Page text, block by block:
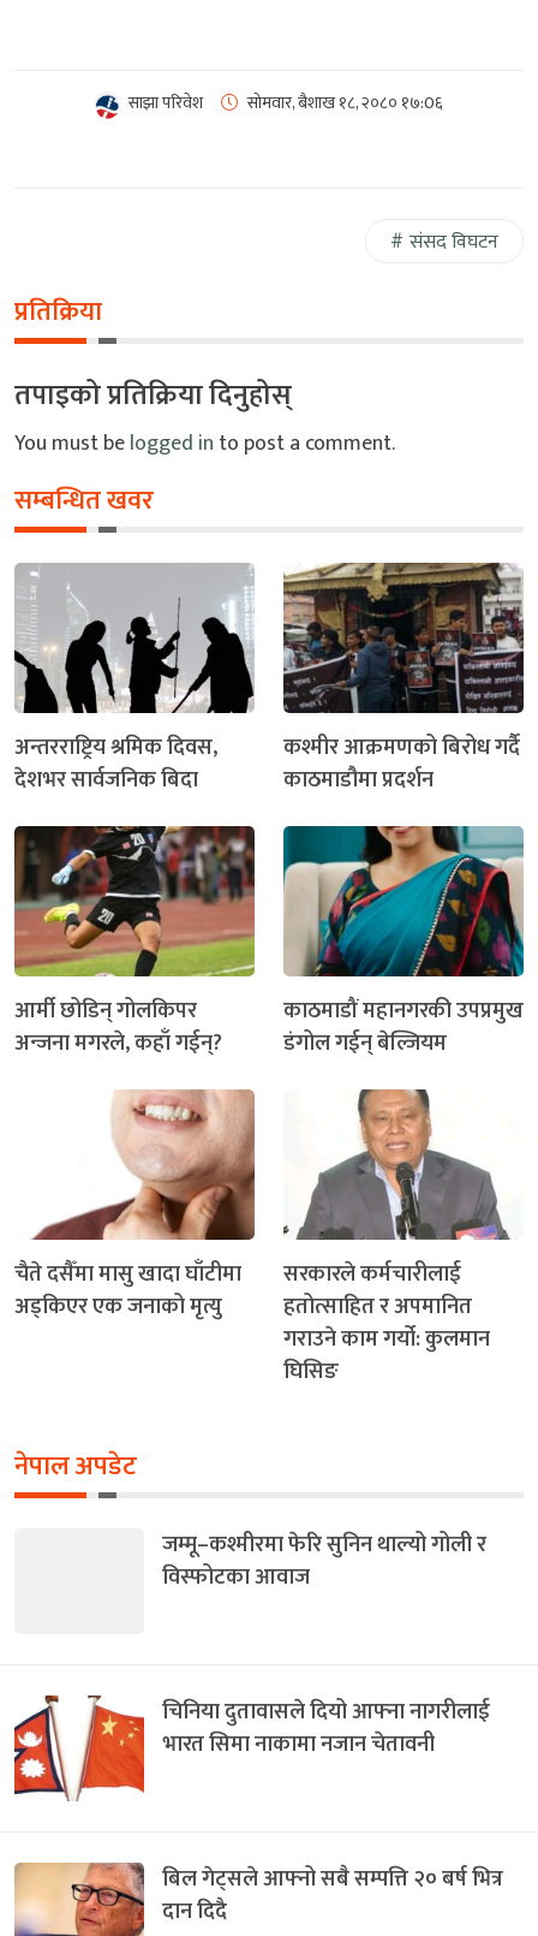
साझा परिवेश सोमवार, बैशाख १८, २०८० १७:0६
संसद विघटन
प्रतिक्रिया
तपाइको प्रतिक्रिया दिनुहोस्
You must belogged in to post a comment.
सम्बन्धित खवर
अन्तरराष्ट्रिय श्रमिक दिवस,
देशभर सार्वजनिक बिदा
कश्मीर आक्रमणको बिरोध गर्दै
काठमाडौमा प्रदर्शन
आर्मी छोडिन् गोलकिपर
अन्जना मगरले, कहाँ गईन्?
काठमाडौं महानगरकी उपप्रमुख
डंगोल गईन् बेल्जियम
चैते दसैँमा मासु खादा घाँटीमा
अड्किएर एक जनाको मृत्यु
सरकारले कर्मचारीलाई
हतोत्साहित र अपमानित
गराउने काम गर्यो: कुलमान
घिसिङ
नेपाल अपडेट
जम्मू–कश्मीरमा फेरि सुनिन थाल्यो गोली र
विस्फोटका आवाज
चिनिया दुतावासले दियो आफ्ना नागरीलाई
भारत सिमा नाकामा नजान चेतावनी
बिल गेट्सले आफ्नो सबै सम्पत्ति २० बर्ष भित्र
दान दिदै